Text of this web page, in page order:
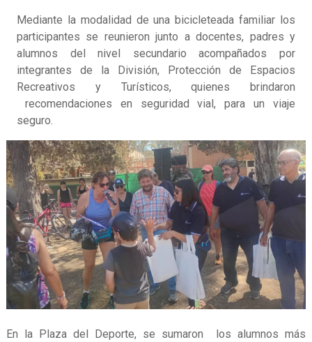
Mediante la modalidad de una bicicleteada familiar los
participantes se reunieron junto a docentes, padres y
alumnos del nivel secundario acompañados por
integrantes de la División, Protección de Espacios
Recreativos y Turísticos, quienes brindaron
recomendaciones en seguridad vial, para un viaje
seguro.
En la Plaza del Deporte, se sumaron los alumnos más